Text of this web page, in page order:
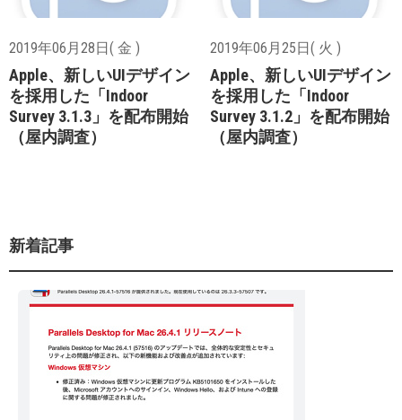
2019年06月28日( 金 )
Apple、新しいUIデザイン
を採用した「Indoor
Survey 3.1.3」を配布開始
（屋内調査）
2019年06月25日( 火 )
Apple、新しいUIデザイン
を採用した「Indoor
Survey 3.1.2」を配布開始
（屋内調査）
新着記事